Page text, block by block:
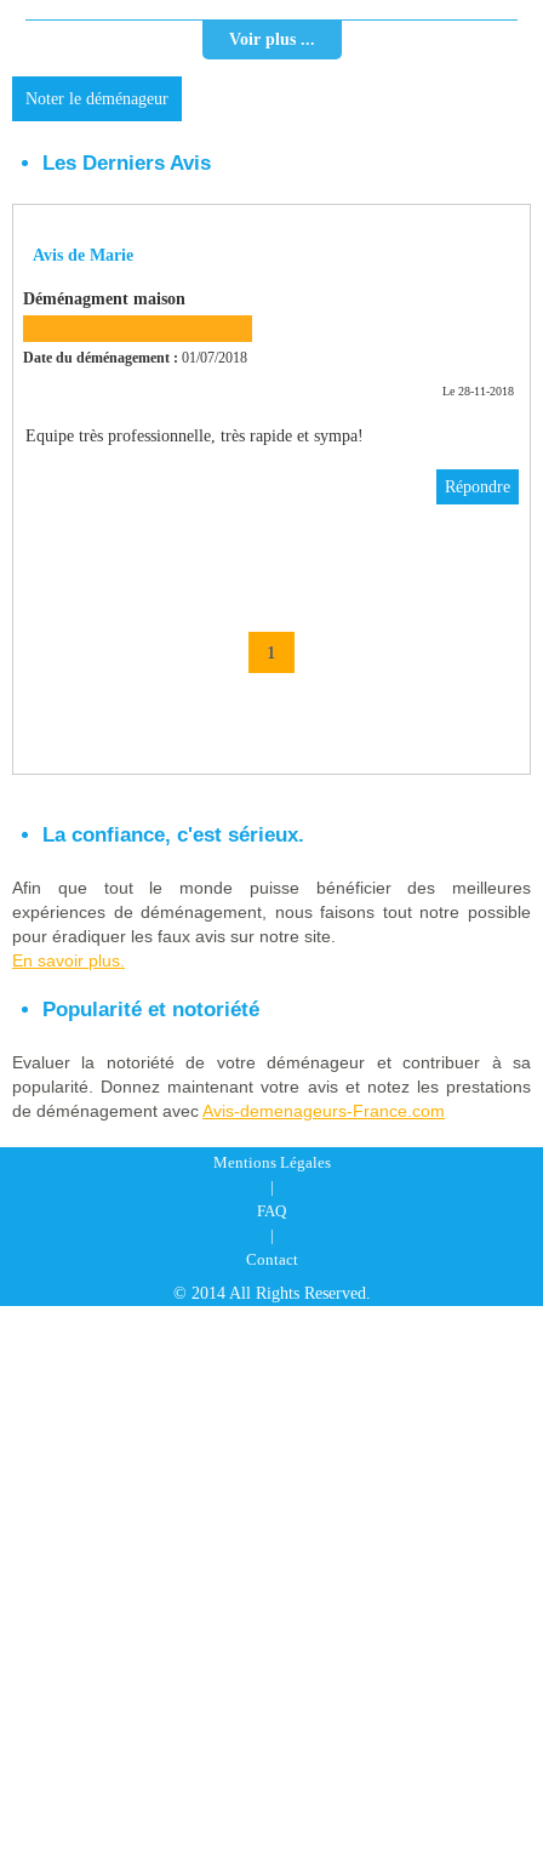
Voir plus ...
Noter le déménageur
Les Derniers Avis
Avis de Marie
Déménagment maison
Date du déménagement : 01/07/2018
Le 28-11-2018
Equipe très professionnelle, très rapide et sympa!
Répondre
1
La confiance, c'est sérieux.
Afin que tout le monde puisse bénéficier des meilleures
expériences de déménagement, nous faisons tout notre possible
pour éradiquer les faux avis sur notre site.
En savoir plus.
Popularité et notoriété
Evaluer la notoriété de votre déménageur et contribuer à sa
popularité. Donnez maintenant votre avis et notez les prestations
de déménagement avecAvis-demenageurs-France.com
Mentions Légales
|
FAQ
|
Contact
© 2014 All Rights Reserved.